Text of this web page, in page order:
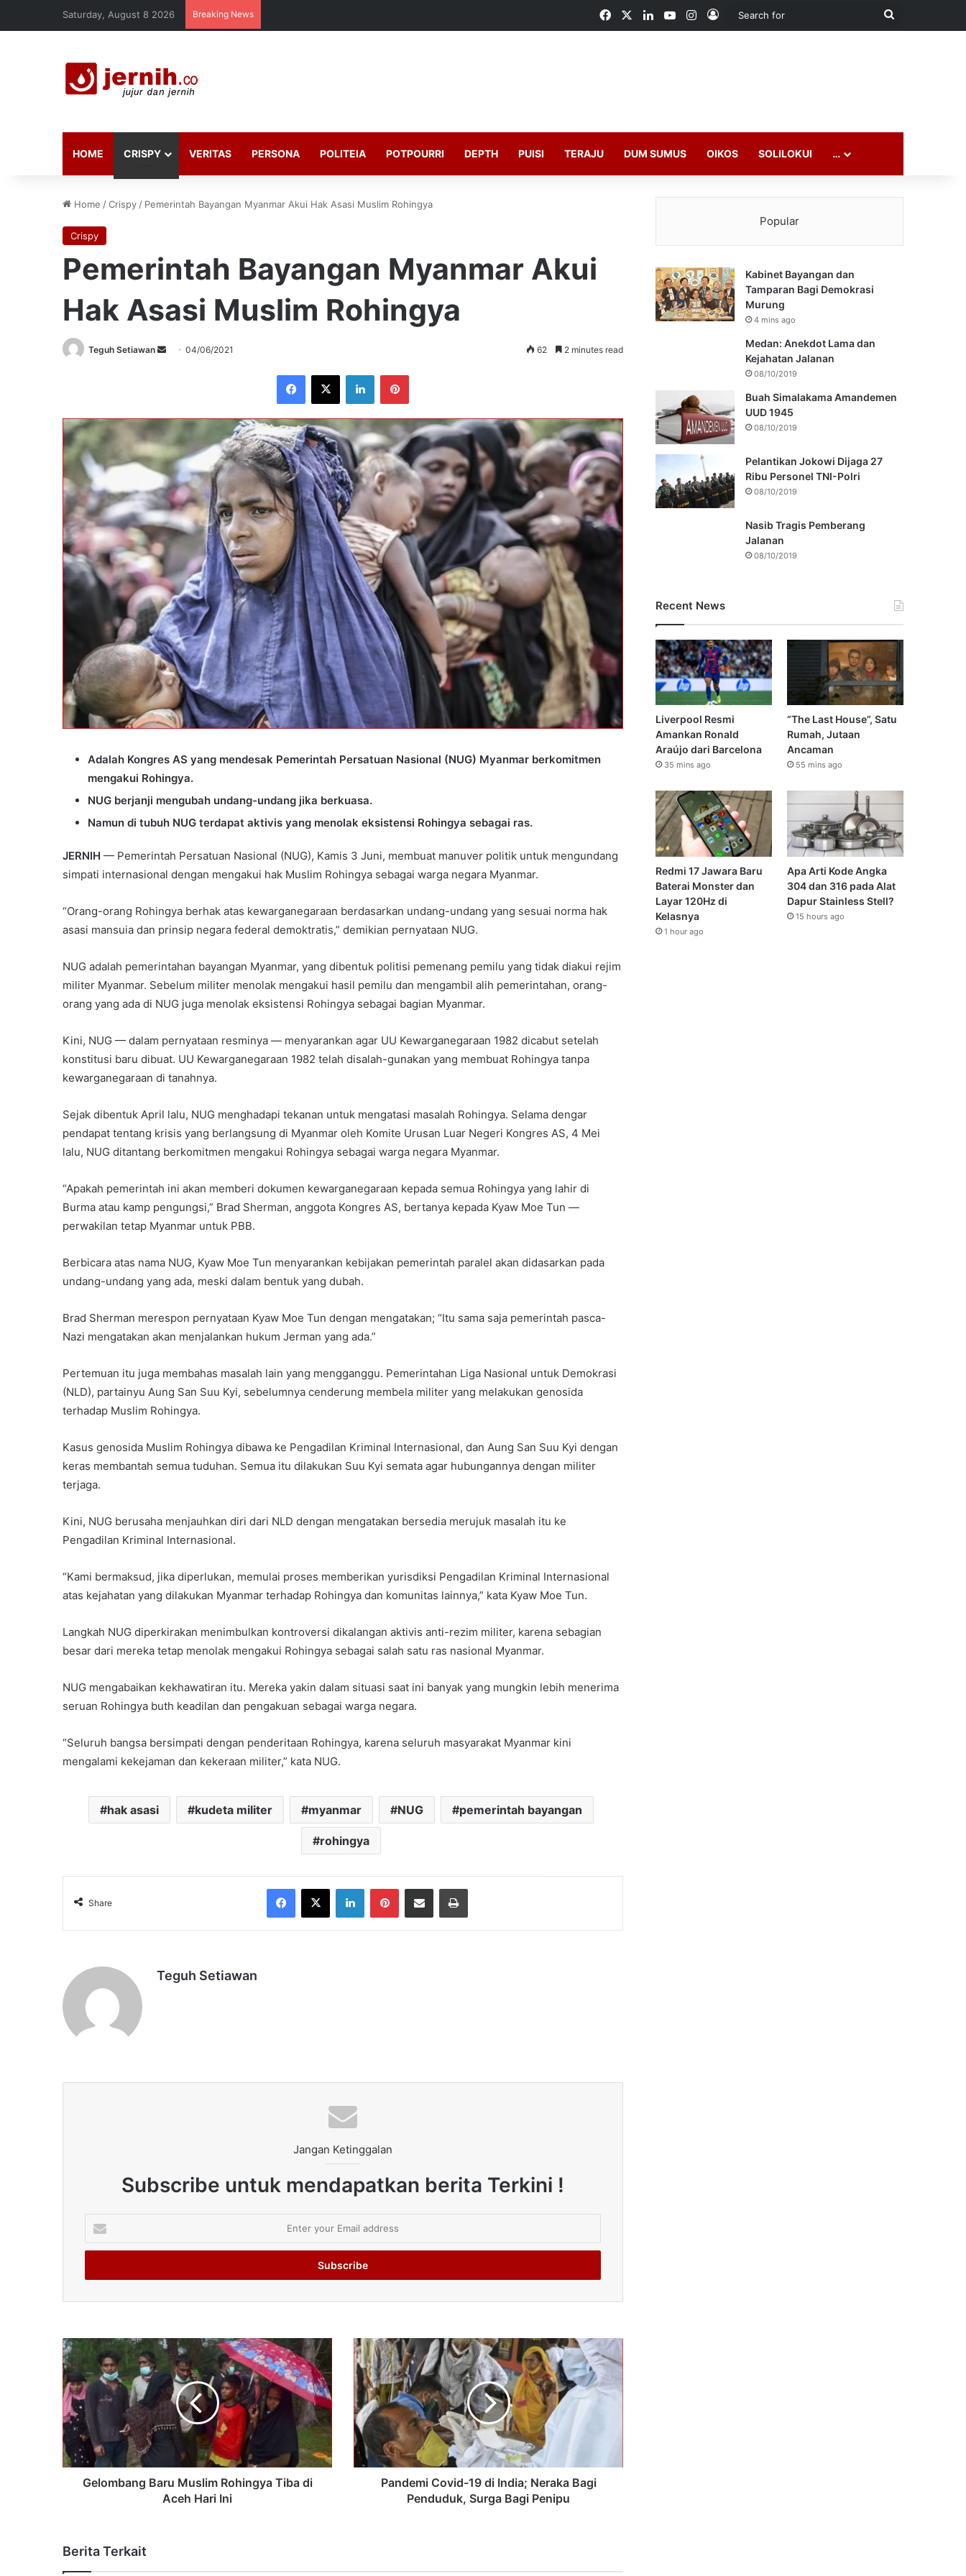
Saturday, August 8 2026 Breaking News FacebookLinkedInYouTubeInstagram
Log In
Search
HOME CRISPY VERITAS PERSONA POLITEIA POTPOURRI DEPTH PUISI TERAJU DUM SUMUS OIKOS SOLILOKUI …
Home /Crispy / Pemerintah Bayangan Myanmar Akui Hak Asasi Muslim Rohingya
Crispy
Pemerintah Bayangan Myanmar Akui
Hak Asasi Muslim Rohingya
Teguh Setiawan
Send04/06/2021 62 2 minutes read
Facebook
X LinkedInPinterest
Adalah Kongres AS yang mendesak Pemerintah Persatuan Nasional (NUG) Myanmar berkomitmen
mengakui Rohingya.
NUG berjanji mengubah undang-undang jika berkuasa.
Namun di tubuh NUG terdapat aktivis yang menolak eksistensi Rohingya sebagai ras.
JERNIH — Pemerintah Persatuan Nasional (NUG), Kamis 3 Juni, membuat manuver politik untuk mengundang
simpati internasional dengan mengakui hak Muslim Rohingya sebagai warga negara Myanmar.
“Orang-orang Rohingya berhak atas kewarganegaraan berdasarkan undang-undang yang sesuai norma hak
asasi mansuia dan prinsip negara federal demoktratis,” demikian pernyataan NUG.
NUG adalah pemerintahan bayangan Myanmar, yang dibentuk politisi pemenang pemilu yang tidak diakui rejim
militer Myanmar. Sebelum militer menolak mengakui hasil pemilu dan mengambil alih pemerintahan, orang-
orang yang ada di NUG juga menolak eksistensi Rohingya sebagai bagian Myanmar.
Kini, NUG — dalam pernyataan resminya — menyarankan agar UU Kewarganegaraan 1982 dicabut setelah
konstitusi baru dibuat. UU Kewarganegaraan 1982 telah disalah-gunakan yang membuat Rohingya tanpa
kewarganegaraan di tanahnya.
Sejak dibentuk April lalu, NUG menghadapi tekanan untuk mengatasi masalah Rohingya. Selama dengar
pendapat tentang krisis yang berlangsung di Myanmar oleh Komite Urusan Luar Negeri Kongres AS, 4 Mei
lalu, NUG ditantang berkomitmen mengakui Rohingya sebagai warga negara Myanmar.
“Apakah pemerintah ini akan memberi dokumen kewarganegaraan kepada semua Rohingya yang lahir di
Burma atau kamp pengungsi,” Brad Sherman, anggota Kongres AS, bertanya kepada Kyaw Moe Tun —
perwakilan tetap Myanmar untuk PBB.
Berbicara atas nama NUG, Kyaw Moe Tun menyarankan kebijakan pemerintah paralel akan didasarkan pada
undang-undang yang ada, meski dalam bentuk yang dubah.
Brad Sherman merespon pernyataan Kyaw Moe Tun dengan mengatakan; “Itu sama saja pemerintah pasca-
Nazi mengatakan akan menjalankan hukum Jerman yang ada.”
Pertemuan itu juga membahas masalah lain yang mengganggu. Pemerintahan Liga Nasional untuk Demokrasi
(NLD), partainyu Aung San Suu Kyi, sebelumnya cenderung membela militer yang melakukan genosida
terhadap Muslim Rohingya.
Kasus genosida Muslim Rohingya dibawa ke Pengadilan Kriminal Internasional, dan Aung San Suu Kyi dengan
keras membantah semua tuduhan. Semua itu dilakukan Suu Kyi semata agar hubungannya dengan militer
terjaga.
Kini, NUG berusaha menjauhkan diri dari NLD dengan mengatakan bersedia merujuk masalah itu ke
Pengadilan Kriminal Internasional.
“Kami bermaksud, jika diperlukan, memulai proses memberikan yurisdiksi Pengadilan Kriminal Internasional
atas kejahatan yang dilakukan Myanmar terhadap Rohingya dan komunitas lainnya,” kata Kyaw Moe Tun.
Langkah NUG diperkirakan menimbulkan kontroversi dikalangan aktivis anti-rezim militer, karena sebagian
besar dari mereka tetap menolak mengakui Rohingya sebagai salah satu ras nasional Myanmar.
NUG mengabaikan kekhawatiran itu. Mereka yakin dalam situasi saat ini banyak yang mungkin lebih menerima
seruan Rohingya buth keadilan dan pengakuan sebagai warga negara.
“Seluruh bangsa bersimpati dengan penderitaan Rohingya, karena seluruh masyarakat Myanmar kini
mengalami kekejaman dan kekeraan militer,” kata NUG.
hak asasi kudeta militer myanmar NUG pemerintah bayangan
rohingya
Share
Facebook
X LinkedInPinterestShare via Email Print
Teguh Setiawan
Jangan Ketinggalan
Subscribe untuk mendapatkan berita Terkini !
your
Email
Gelombang Baru Muslim Rohingya Tiba di
Aceh Hari Ini
Pandemi Covid-19 di India; Neraka Bagi
Penduduk, Surga Bagi Penipu
Berita Terkait
Popular
Kabinet Bayangan dan
Tamparan Bagi Demokrasi
Murung
4 mins ago
Medan: Anekdot Lama dan
Kejahatan Jalanan
08/10/2019
Buah Simalakama Amandemen
UUD 1945
08/10/2019
Pelantikan Jokowi Dijaga 27
Ribu Personel TNI-Polri
08/10/2019
Nasib Tragis Pemberang
Jalanan
08/10/2019
Recent News
Liverpool Resmi
Amankan Ronald
Araújo dari Barcelona
35 mins ago
“The Last House”, Satu
Rumah, Jutaan
Ancaman
55 mins ago
Redmi 17 Jawara Baru
Baterai Monster dan
Layar 120Hz di
Kelasnya
1 hour ago
Apa Arti Kode Angka
304 dan 316 pada Alat
Dapur Stainless Stell?
15 hours ago